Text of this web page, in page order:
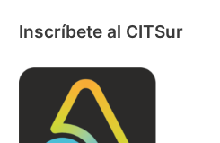
Inscríbete al CITSur